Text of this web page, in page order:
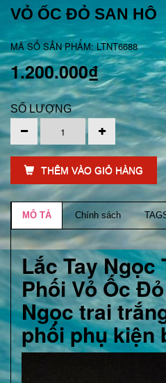
VỎ ỐC ĐỎ SAN HÔ
MÃ SỐ SẢN PHẨM: LTNT6688
1.200.000₫
SỐ LƯỢNG
THÊM VÀO GIỎ HÀNG
MÔ TẢ Chính sách
Lắc Tay Ngọc
Phối Vỏ Ốc
Ngọc trai
phối phụ kiện